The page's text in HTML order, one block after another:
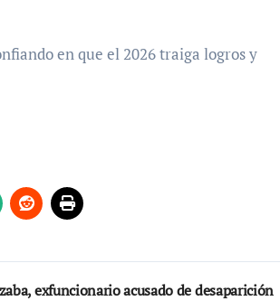
en que el 2026 traiga logros y
exfuncionario acusado de desaparición